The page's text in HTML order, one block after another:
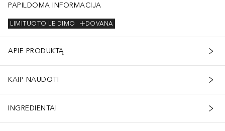
PAPILDOMA INFORMACIJA
DOVANA
LIMITUOTO LEIDIMO
APIE PRODUKTĄ
KAIP NAUDOTI
INGREDIENTAI